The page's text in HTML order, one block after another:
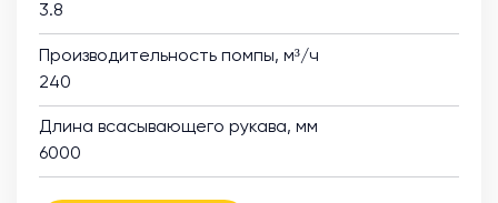
3.8
Производительность помпы, м³/ч
240
Длина всасывающего рукава, мм
6000